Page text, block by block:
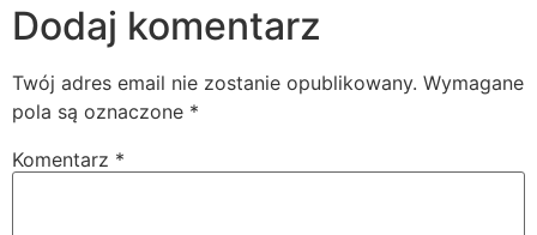
Dodaj komentarz
Twój adres email nie zostanie opublikowany. Wymagane
pola są oznaczone *
Komentarz *